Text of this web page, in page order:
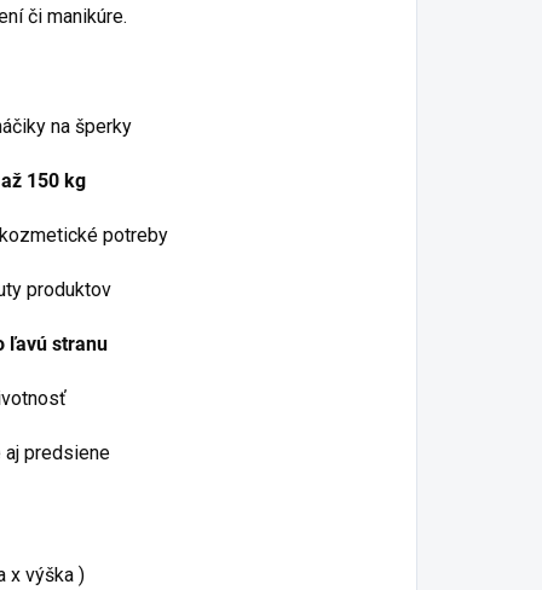
či manikúre.
na šperky
až 150 kg
potreby
produktov
ľavú stranu
aj predsiene
x výška )